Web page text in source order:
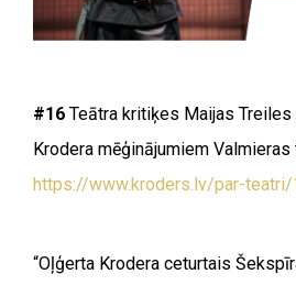
#16 Teātra kritiķes Maijas
Krodera mēģinājumiem Valmieras
https://www.kroders.lv/par-teatri/
“Oļģerta Krodera ceturtais